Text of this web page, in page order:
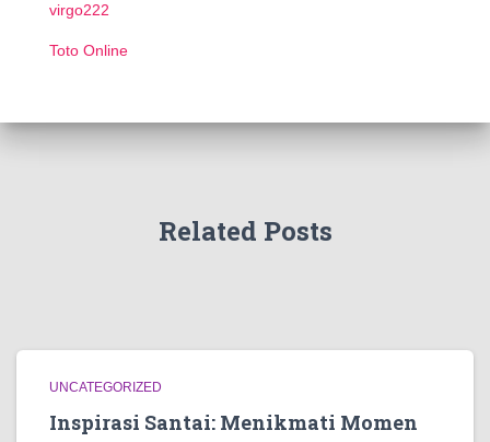
virgo222
Toto Online
Related Posts
UNCATEGORIZED
Inspirasi Santai: Menikmati Momen